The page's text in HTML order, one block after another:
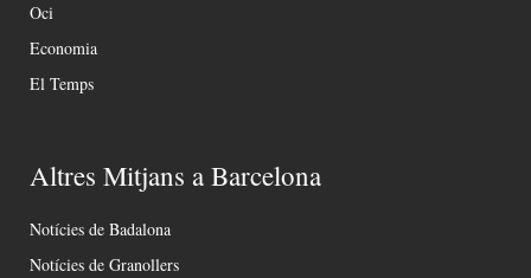
Oci
Economia
El Temps
Altres Mitjans a Barcelona
Notícies de Badalona
Notícies de Granollers